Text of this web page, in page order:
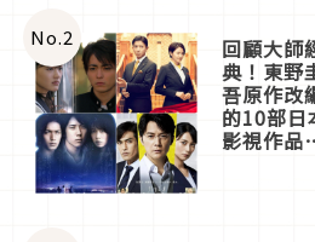
體驗
No.2 回顧大師
典！東野
吾原作改
的10部日
影視作品